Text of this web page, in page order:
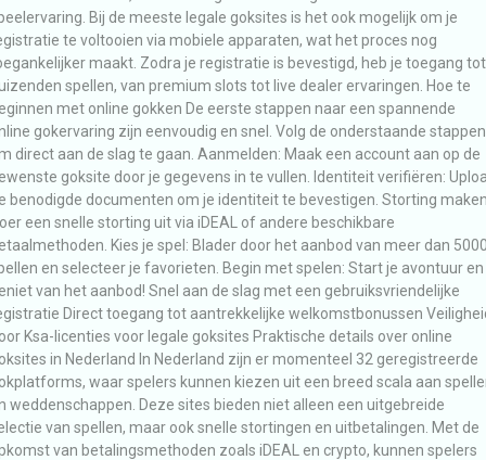
Bij de meeste legale goksites is het ook mogelijk om je
te voltooien via mobiele apparaten, wat het proces nog
maakt. Zodra je registratie is bevestigd, heb je toegang tot
spellen, van premium slots tot live dealer ervaringen. Hoe te
met online gokken De eerste stappen naar een spannende
gokervaring zijn eenvoudig en snel. Volg de onderstaande stappen
direct aan de slag te gaan. Aanmelden: Maak een account aan op de
goksite door je gegevens in te vullen. Identiteit verifiëren:
benodigde documenten om je identiteit te bevestigen. Storting
een snelle storting uit via iDEAL of andere beschikbare
Kies je spel: Blader door het aanbod van meer dan
en selecteer je favorieten. Begin met spelen: Start je avontuur en
van het aanbod! Snel aan de slag met een gebruiksvriendelijke
Direct toegang tot aantrekkelijke welkomstbonussen
Ksa-licenties voor legale goksites Praktische details over online
in Nederland In Nederland zijn er momenteel 32 geregistreerde
waar spelers kunnen kiezen uit een breed scala aan
weddenschappen. Deze sites bieden niet alleen een uitgebreide
van spellen, maar ook snelle stortingen en uitbetalingen. Met de
van betalingsmethoden zoals iDEAL en crypto, kunnen spelers